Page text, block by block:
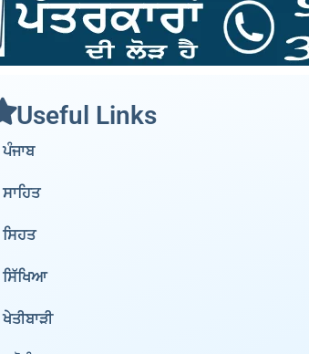
Useful Links
ਪੰਜਾਬ
ਸਾਹਿਤ
ਸਿਹਤ
ਸਿੱਖਿਆ
ਖੇਤੀਬਾੜੀ